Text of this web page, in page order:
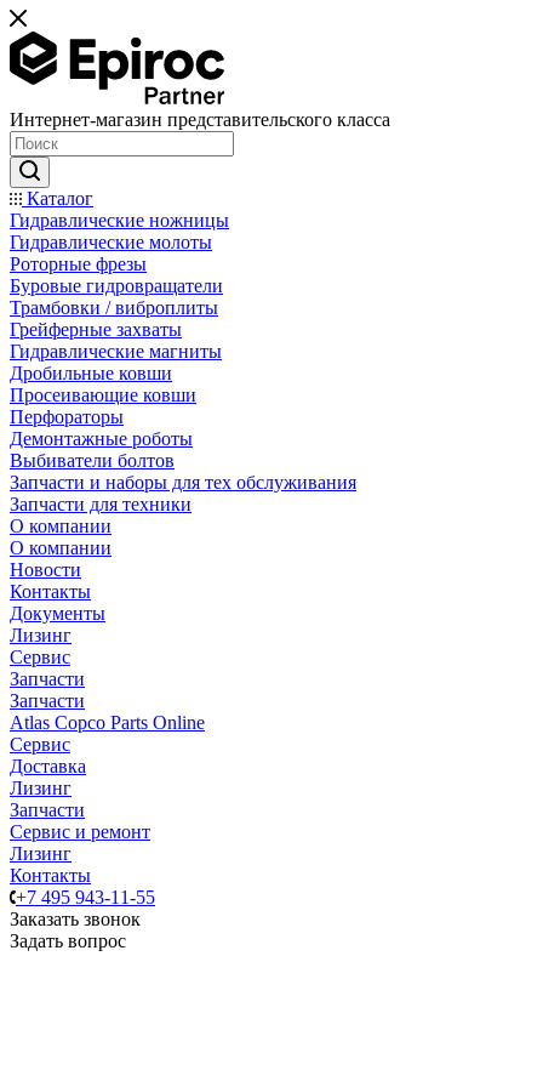
Интернет-магазин представительского класса
Каталог
Гидравлические ножницы
Гидравлические молоты
Роторные фрезы
Буровые гидровращатели
Трамбовки / виброплиты
Грейферные захваты
Гидравлические магниты
Дробильные ковши
Просеивающие ковши
Перфораторы
Демонтажные роботы
Выбиватели болтов
Запчасти и наборы для тех обслуживания
Запчасти для техники
О компании
О компании
Новости
Контакты
Документы
Лизинг
Сервис
Запчасти
Запчасти
Atlas Copco Parts Online
Сервис
Доставка
Лизинг
Запчасти
Сервис и ремонт
Лизинг
Контакты
+7 495 943-11-55
Заказать звонок
Задать вопрос